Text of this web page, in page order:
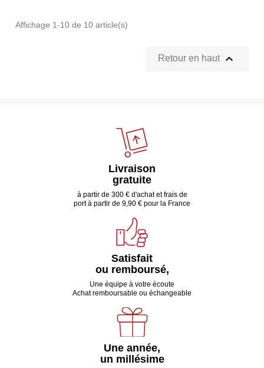
Affichage 1-10 de 10 article(s)
Retour en haut 
Livraison
gratuite
à partir de 300 € d'achat et frais de
port à partir de 9,90 € pour la France
Satisfait
ou remboursé,
Une équipe à votre écoute
Achat remboursable ou échangeable
Une année,
un millésime